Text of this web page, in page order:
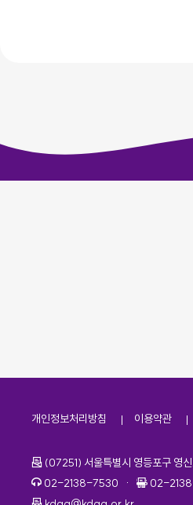
개인정보처리방침 이용약관
주소
(07251) 서울특별시 영등포구 영
전화번호
02-2138-7530 · 팩스번호
02-